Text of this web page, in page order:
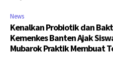
News
Kenalkan Probiotik dan
Kemenkes Banten Ajak
Mubarok Praktik Membuat